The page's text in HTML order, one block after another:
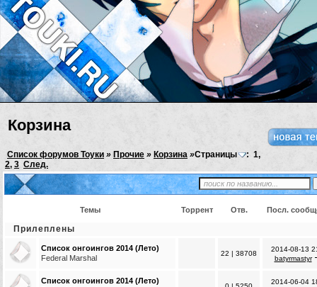
Корзина
Список форумов Тоуки » Прочие » Корзина »Страницы : 1,
2, 3 След.
Темы Торрент Отв. Посл.
Прилеплены
Список онгоингов 2014 (Лето)
Federal Marshal
22 | 38708
2014-08-13
batyrmastyr
Список онгоингов 2014 (Лето)
2014-06-04